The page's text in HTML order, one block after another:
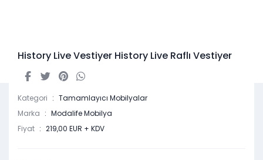
History Live Vestiyer History Live Raflı Vestiyer
Kategori
Tamamlayıcı Mobilyalar
Marka
Modalife Mobilya
Fiyat
219,00 EUR + KDV